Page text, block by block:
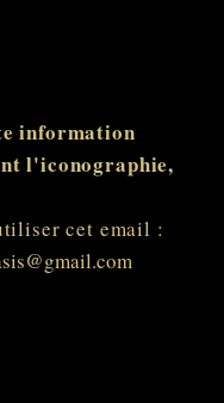
information
l'iconographie,
cet email :